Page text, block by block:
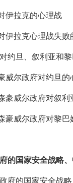
伊拉克的心理战
伊拉克心理战失败
约旦、叙利亚和
威尔政府对约旦的
豪威尔政府对叙利
豪威尔政府对黎巴
的国家安全战略
府的国家安全战略